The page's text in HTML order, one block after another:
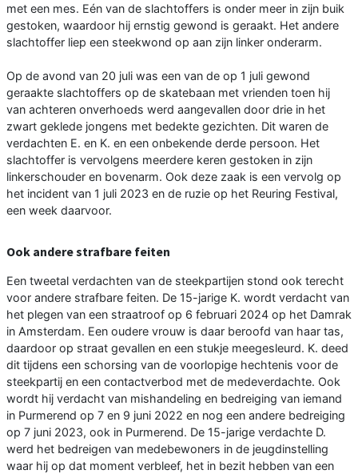
met een mes. Eén van de slachtoffers is onder meer in zijn buik
gestoken, waardoor hij ernstig gewond is geraakt. Het andere
slachtoffer liep een steekwond op aan zijn linker onderarm.
Op de avond van 20 juli was een van de op 1 juli gewond
geraakte slachtoffers op de skatebaan met vrienden toen hij
van achteren onverhoeds werd aangevallen door drie in het
zwart geklede jongens met bedekte gezichten. Dit waren de
verdachten E. en K. en een onbekende derde persoon. Het
slachtoffer is vervolgens meerdere keren gestoken in zijn
linkerschouder en bovenarm. Ook deze zaak is een vervolg op
het incident van 1 juli 2023 en de ruzie op het Reuring Festival,
een week daarvoor.
Ook andere strafbare feiten
Een tweetal verdachten van de steekpartijen stond ook terecht
voor andere strafbare feiten. De 15-jarige K. wordt verdacht van
het plegen van een straatroof op 6 februari 2024 op het Damrak
in Amsterdam. Een oudere vrouw is daar beroofd van haar tas,
daardoor op straat gevallen en een stukje meegesleurd. K. deed
dit tijdens een schorsing van de voorlopige hechtenis voor de
steekpartij en een contactverbod met de medeverdachte. Ook
wordt hij verdacht van mishandeling en bedreiging van iemand
in Purmerend op 7 en 9 juni 2022 en nog een andere bedreiging
op 7 juni 2023, ook in Purmerend. De 15-jarige verdachte D.
werd het bedreigen van medebewoners in de jeugdinstelling
waar hij op dat moment verbleef, het in bezit hebben van een